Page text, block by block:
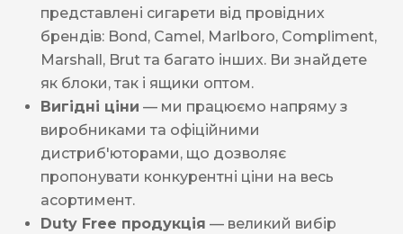
представлені сигарети від провідних
брендів: Bond, Camel, Marlboro, Compliment,
Marshall, Brut та багато інших. Ви знайдете
як блоки, так і ящики оптом.
Вигідні ціни — ми працюємо напряму з
виробниками та офіційними
дистриб'юторами, що дозволяє
пропонувати конкурентні ціни на весь
асортимент.
Duty Free продукція — великий вибір